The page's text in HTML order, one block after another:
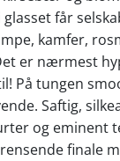
får
kamfer,
er nærmest
På tungen
Saftig,
og eminent
finale